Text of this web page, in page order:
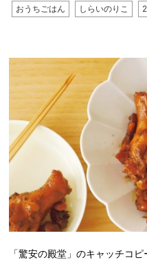
おうちごはん しらいのりこ
「驚安の殿堂」のキャッチコ